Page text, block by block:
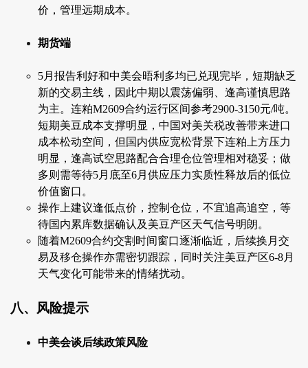
价，管理远期成本。
期货端
5月报告利好和中美会晤利多均已兑现完毕，短期缺乏
新的交易主线，因此中期以震荡偏弱、逢高谨慎思路
为主。连粕M2609合约运行区间参考2900-3150元/吨。
短期美豆成本支撑明显，中国对美关税改善带来进口
成本松动空间，但国内供应宽松背景下连粕上方压力
明显，逢高试空思路配合合理仓位管理相对稳妥；做
多则需等待5月底至6月供应压力实质性释放后的低位
价值窗口。
操作上建议逢低点价，控制仓位，不宜追高追空，等
待国内累库数据确认及美豆产区天气信号明朗。
随着M2609合约交割时间窗口逐渐临近，后续换月交
易及移仓操作亦需密切跟踪，同时关注美豆产区6-8月
天气变化可能带来的情绪扰动。
八、风险提示
中美会谈后续政策风险